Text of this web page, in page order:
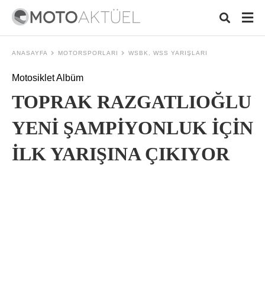
and
ANASAYFA MOTORSPORLARI WSBK, WSS YARIŞLARI
Motosiklet Albüm
TOPRAK RAZGATLIOĞLU
YENİ ŞAMPİYONLUK İÇİN
İLK YARIŞINA ÇIKIYOR